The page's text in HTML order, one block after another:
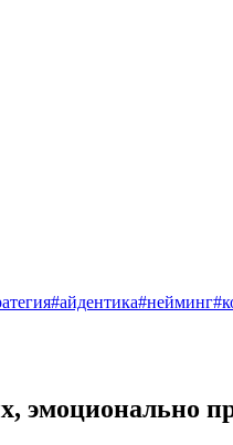
#айдентика#нейминг
эмоционально